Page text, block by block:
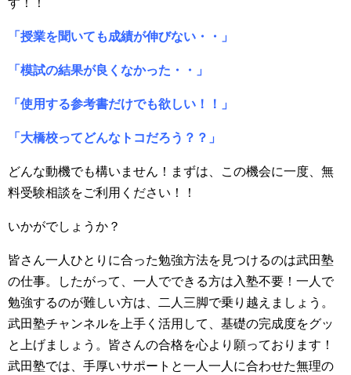
「授業を聞いても成績が伸びない・・」
「模試の結果が良くなかった・・」
「使用する参考書だけでも欲しい！！」
「大橋校ってどんなトコだろう？？」
どんな動機でも構いません！まずは、この機会に一度、無
料受験相談をご利用ください！！
いかがでしょうか？
皆さん一人ひとりに合った勉強方法を見つけるのは武田塾
の仕事。したがって、一人でできる方は入塾不要！一人で
勉強するのが難しい方は、二人三脚で乗り越えましょう。
武田塾チャンネルを上手く活用して、基礎の完成度をグッ
と上げましょう。皆さんの合格を心より願っております！
武田塾では、手厚いサポートと一人一人に合わせた無理の